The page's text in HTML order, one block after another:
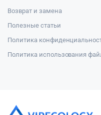
Возврат и замена
Полезные статьи
Политика
Политика использования